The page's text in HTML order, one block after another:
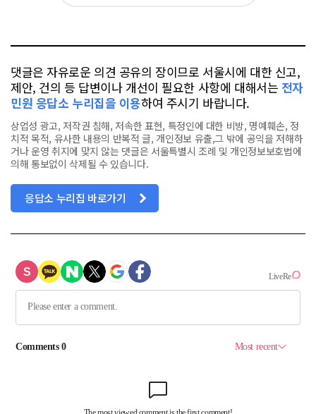
댓글은 자유로운 의견 공유의 장이므로 서울시에 대한 신고,
제안, 건의 등 답변이나 개선이 필요한 사항에 대해서는 전자
민원 응답소 누리집을 이용하여 주시기 바랍니다.
상업성 광고, 저작권 침해, 저속한 표현, 특정인에 대한 비방, 명예훼손, 정
치적 목적, 유사한 내용의 반복적 글, 개인정보 유출,그 밖에 공익을 저해하
거나 운영 취지에 맞지 않는 댓글은 서울특별시 조례 및 개인정보보호법에
의해 통보없이 삭제될 수 있습니다.
응답소 누리집 바로가기